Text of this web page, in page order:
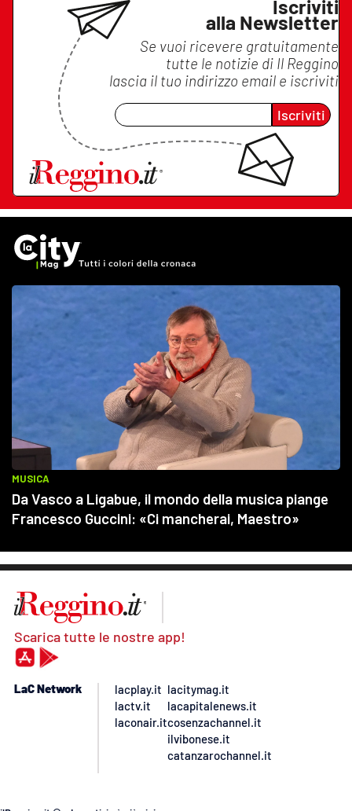
Iscriviti
alla Newsletter
Se vuoi ricevere gratuitamente
tutte le notizie di Il Reggino
lascia il tuo indirizzo email e iscriviti
Iscriviti
Scarica tutte le nostre app!
LaC Network
lacplay.it
lactv.it
laconair.it
lacitymag.it
lacapitalenews.it
cosenzachannel.it
ilvibonese.it
catanzarochannel.it